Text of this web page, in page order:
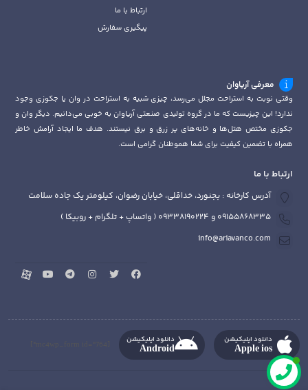
ارتباط با ما
پیگیری سفارش
معرفی آریاوان
وقتی نوبت به استراحت مجلل می‌رسد، چیزی شبیه به استراحت در وان یا جکوزی وجود
ندارد! این چیزیست که ما در گروه تولیدی صنعتی آریاوان به خوبی می‌دانیم. دیگر وان و
جکوزی مختص هتل‌ها و خانه‌های پر زرق و برق نیستند. هدف ما ایجاد آرامش خاطر
همراه با تضمین کیفیت برای شما هموطنان گرامی است.
ارتباط با ما
آدرس کارخانه : بجنورد، خداقلی، خیابان رضوان، کیلومتر یک جاده سلامت
09155868335 و 09338190224 ( واتساپ + تلگرام + روبیکا )
info@ariavanco.com
دانلود اپلیکیشن
Apple ios
دانلود اپلیکیشن
Android